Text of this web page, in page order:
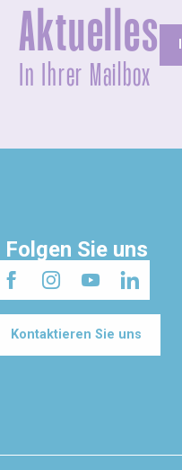
Aktuelles
In Ihrer Mailbox
Folgen Sie uns
Kontaktieren Sie uns